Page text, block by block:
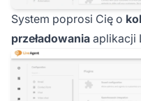
System poprosi Cię o
przeładowania aplikacji